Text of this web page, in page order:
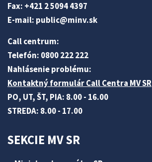
Fax: +421 2 5094 4397
E-mail: public@minv.sk
Call centrum:
Telefón: 0800 222 222
Nahlásenie problému:
Kontaktný formulár Call Centra MV SR
PO, UT, ŠT, PIA: 8.00 - 16.00
STREDA: 8.00 - 17.00
SEKCIE MV SR